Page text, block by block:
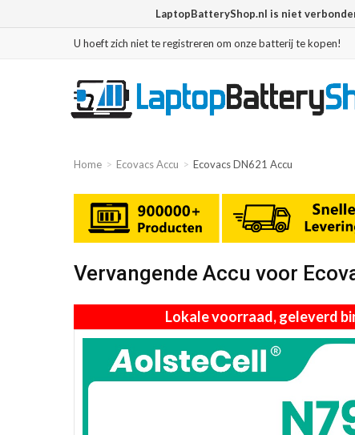
LaptopBatteryShop.nl is niet
U hoeft zich niet te registreren om onze batterij te kopen!
Home Ecovacs Accu Ecovacs DN621 Accu
Vervangende Accu voor
Lokale voorraad, geleverd